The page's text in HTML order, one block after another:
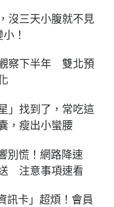
沒三天小腹就不見
！
察下半年 雙北預
」找到了，常吃這
，瘦出小蠻腰
別慌！網路降速
送 注意事項速看
訊卡」超煩！會員